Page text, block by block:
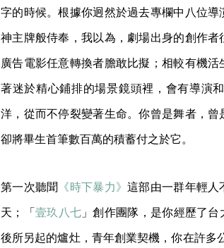
字的時候。根據你迥然於過去專欄中八位
神主牌般侍奉，我以為，劇場出身的創作
廣告電影任意轉換者膽敢比擬；相較有機
著迷於精心鋪排的場景鏡頭裡，會有導演
洋，從而不停裂變著生命。你曾是舞者，
卻將畢生首筆數百萬的積蓄付之於它。
第一次聽聞 《時下暴力》這部由一群年輕人
天；「 壹玖八七 」創作團隊，是你經歷了台
後所另起的爐灶，青年創業契機，你在許多